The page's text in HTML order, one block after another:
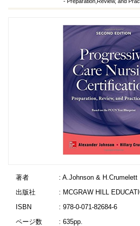
著者
: A.Johnson & H.Crumelett
出版社
: MCGRAW HILL
ISBN
: 978-0-071-82684-6
ページ数
: 635pp.